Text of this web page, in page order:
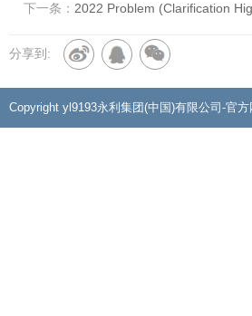
下一条： 2022 Problem (Clarification
分享到:
Copyright yl9193永利集团(中国)有限公司-官